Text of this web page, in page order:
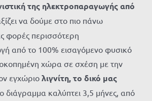
της ηλεκτροπαραγωγής από
να δούμε στο πιο πάνω
φορές περισσότερη
από το 100% εισαγόμενο φυσικό
χώρα σε σχέση με την
εγχώριο λιγνίτη, το δικό μας
διάγραμμα καλύπτει 3,5 μήνες, από